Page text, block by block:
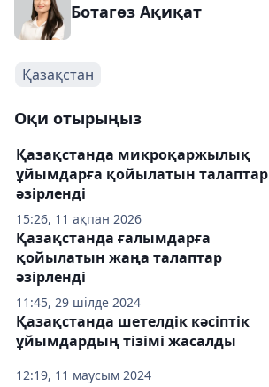
Ботагөз Ақиқат
Қазақстан
Оқи отырыңыз
15:26, 11 ақпан 2026
Қазақстанда микроқаржылық
ұйымдарға қойылатын талаптар
әзірленді
11:45, 29 шілде 2024
Қазақстанда ғалымдарға
қойылатын жаңа талаптар
әзірленді
12:19, 11 маусым 2024
Қазақстанда шетелдік кәсіптік
ұйымдардың тізімі жасалды